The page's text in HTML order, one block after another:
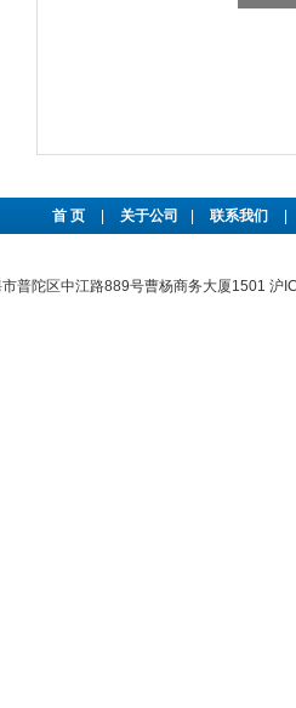
首 页 关于公司 联系我们
普陀区中江路889号曹杨商务大厦1501 沪